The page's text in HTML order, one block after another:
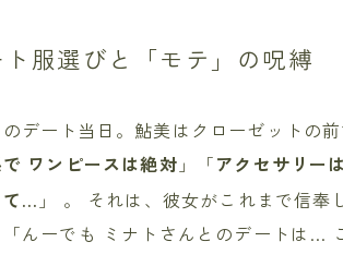
ト服選びと「モテ」の呪縛
のデート当日。鮎美はクローゼットの
ワンピースは絶対 」「アクセサリー
て… 」 。 それは、彼女がこれまで信奉
「んーでも ミナトさんとのデートは…